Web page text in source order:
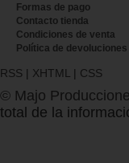
Formas de pago
Contacto tienda
Condiciones de venta
Política de devoluciones
RSS | XHTML | CSS
© Majo
total de la